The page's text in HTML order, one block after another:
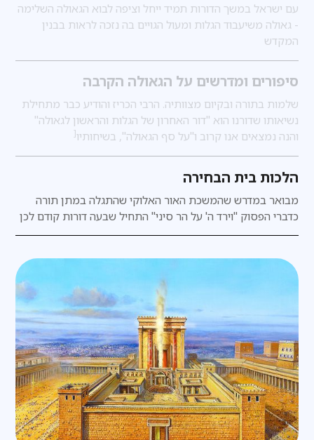
עם ישראל במשך הדורות תמיד ייחל וציפה לבוא הגאולה השלימה
- גאולה משיעבוד הגלות ומעול הגויים בה נזכה לראות בבנין
המקדש
סיפורים ומדרשים על הגאולה הקרבה
שלמות בתורה ובקיום מצוותיה. הרבי הכריז והודיע כבר מתחילת
נשיאותו שדורנו הוא "דור האחרון של הגלות והראשון לגאולה"
והנה נמצאים אנו קרוב ו"על סף הגאולה", בשיחותיו[
הלכות בית הבחירה
מבואר במדרש שהמשכת האור האלוקי שהתגלה במתן תורה
כדברי הפסוק "וירד ה' על הר סיני" התחיל שבעה דורות קודם לכן